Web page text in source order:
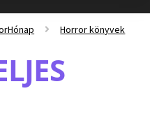
Horror könyvek